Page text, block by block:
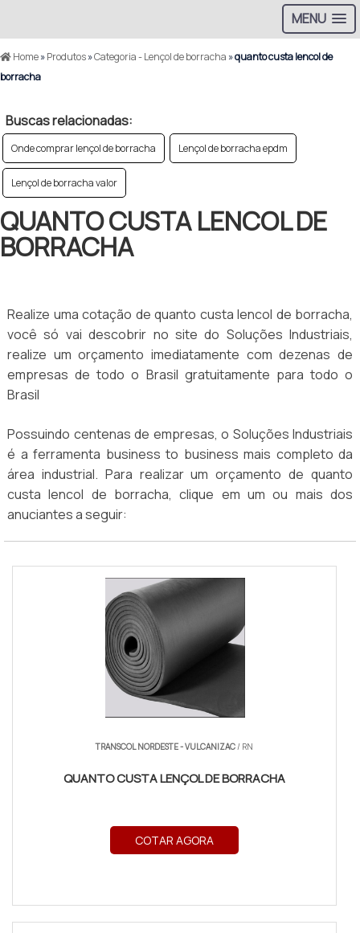
MENU
Home»Produtos»Categoria - Lençol de borracha »quanto custa lencol de
borracha
Buscas relacionadas:
Onde comprar lençol de borracha Lençol de borracha epdm
Lençol de borracha valor
QUANTO CUSTA LENCOL DE
BORRACHA
Realize uma cotação de quanto custa lencol de borracha,
você só vai descobrir no site do Soluções Industriais,
realize um orçamento imediatamente com dezenas de
empresas de todo o Brasil gratuitamente para todo o
Brasil
Possuindo centenas de empresas, o Soluções Industriais
é a ferramenta business to business mais completo da
área industrial. Para realizar um orçamento de quanto
custa lencol de borracha, clique em um ou mais dos
anuciantes a seguir:
TRANSCOL NORDESTE - VULCANIZAC/ RN
QUANTO CUSTA LENÇOL DE BORRACHA
COTAR AGORA